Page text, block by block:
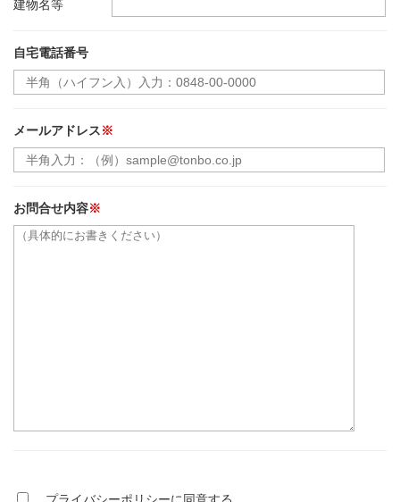
建物名等
自宅電話番号
メールアドレス ※
お問合せ内容※